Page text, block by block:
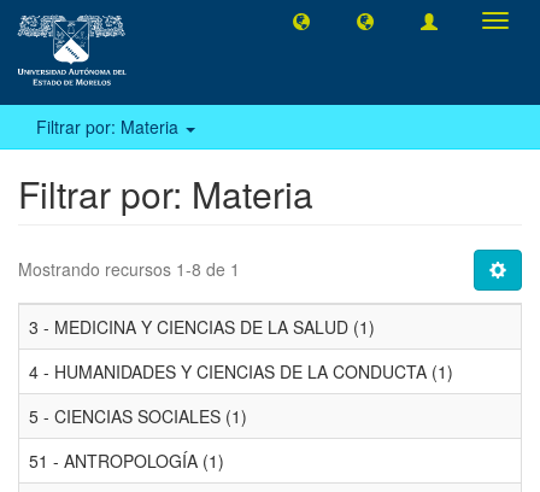
Filtrar por: Materia
Filtrar por: Materia
Mostrando recursos 1-8 de 1
3 - MEDICINA Y CIENCIAS DE LA SALUD (1)
4 - HUMANIDADES Y CIENCIAS DE LA CONDUCTA (1)
5 - CIENCIAS SOCIALES (1)
51 - ANTROPOLOGÍA (1)